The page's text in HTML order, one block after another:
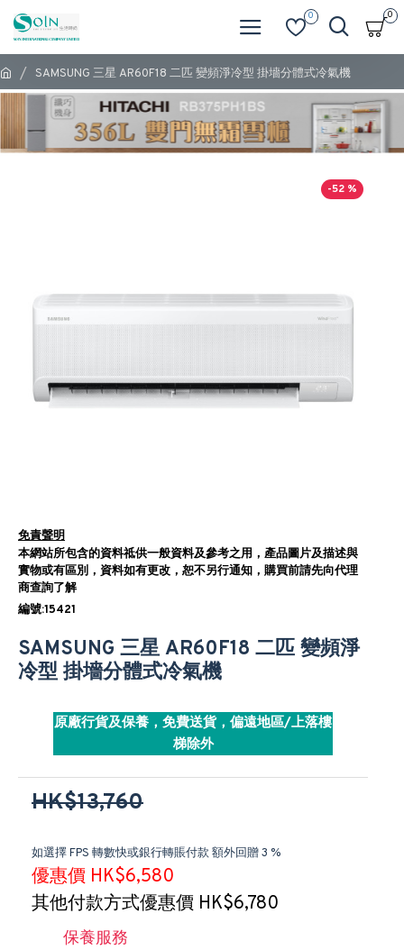
0 0
SAMSUNG 三星 AR60F18 二匹 變頻淨冷型 掛墻分體式冷氣機
-52 %
免責聲明
本網站所包含的資料祗供一般資料及參考之用，產品圖片及描述與
實物或有區別，資料如有更改，恕不另行通知，購買前請先向代理
商查詢了解
編號:15421
SAMSUNG 三星 AR60F18 二匹 變頻淨
冷型 掛墻分體式冷氣機
原廠行貨及保養，免費送貨，偏遠地區/上落樓
梯除外
HK$13,760
如選擇 FPS 轉數快或銀行轉賬付款 額外回贈 3 %
優惠價 HK$6,580
其他付款方式優惠價 HK$6,780
保養服務